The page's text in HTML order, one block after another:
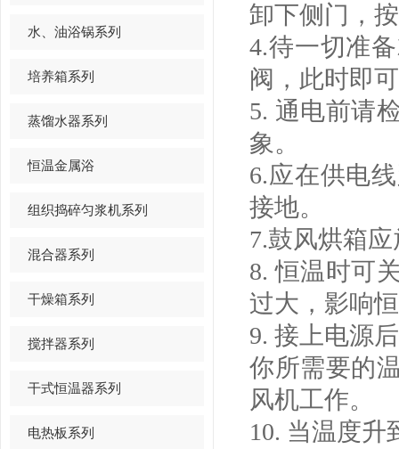
水、油浴锅系列
培养箱系列
蒸馏水器系列
恒温金属浴
组织捣碎匀浆机系列
混合器系列
干燥箱系列
搅拌器系列
干式恒温器系列
电热板系列
卸下侧门，
4.待一切准
阀，此时即
5. 通电前请
象。
6.应在供电
接地。
7.鼓风烘箱
8. 恒温时可
过大，影响
9. 接上电源
你所需要的
风机工作。
10. 当温度